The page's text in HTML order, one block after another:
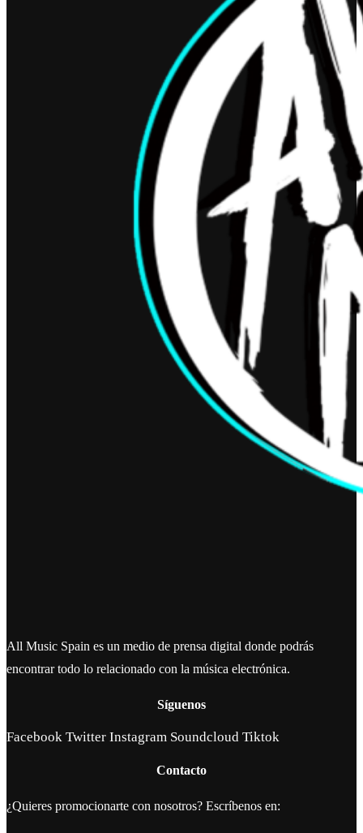
All Music Spain es un medio de prensa digital donde podrás
encontrar todo lo relacionado con la música electrónica.
Síguenos
Facebook Twitter Instagram Soundcloud Tiktok
Contacto
¿Quieres promocionarte con nosotros? Escríbenos en: